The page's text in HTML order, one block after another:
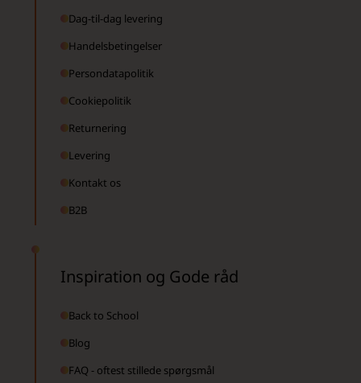
Dag-til-dag levering
Handelsbetingelser
Persondatapolitik
Cookiepolitik
Returnering
Levering
Kontakt os
B2B
Inspiration og Gode råd
Back to School
Blog
FAQ - oftest stillede spørgsmål